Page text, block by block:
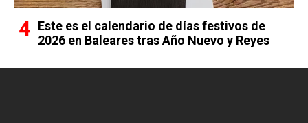
Este es el calendario de días festivos de
2026 en Baleares tras Año Nuevo y Reyes